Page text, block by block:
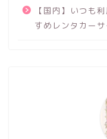
【国内】いつも
すめレンタカー